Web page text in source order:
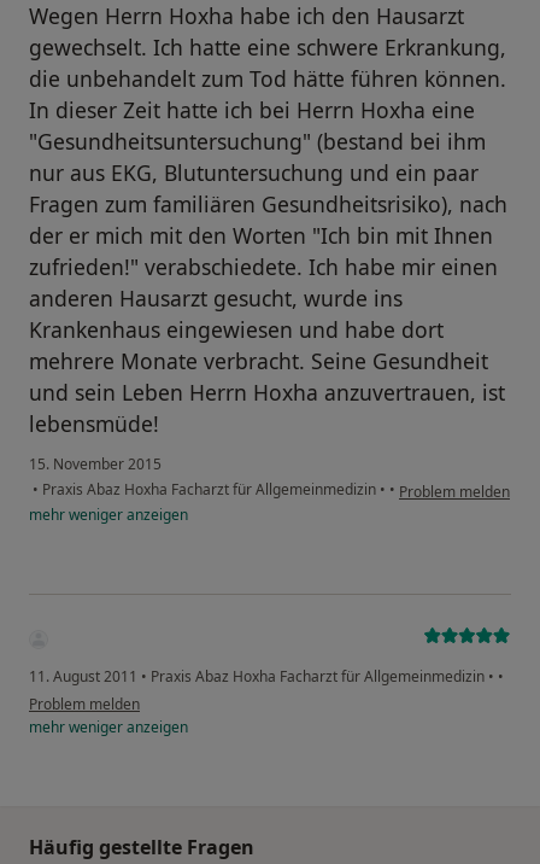
Wegen Herrn Hoxha habe ich den Hausarzt
gewechselt. Ich hatte eine schwere Erkrankung,
die unbehandelt zum Tod hätte führen können.
In dieser Zeit hatte ich bei Herrn Hoxha eine
"Gesundheitsuntersuchung" (bestand bei ihm
nur aus EKG, Blutuntersuchung und ein paar
Fragen zum familiären Gesundheitsrisiko), nach
der er mich mit den Worten "Ich bin mit Ihnen
zufrieden!" verabschiedete. Ich habe mir einen
anderen Hausarzt gesucht, wurde ins
Krankenhaus eingewiesen und habe dort
mehrere Monate verbracht. Seine Gesundheit
und sein Leben Herrn Hoxha anzuvertrauen, ist
lebensmüde!
15. November 2015
• Praxis Abaz Hoxha Facharzt für Allgemeinmedizin • • Problem melden
mehrwenigeranzeigen
11. August 2011 • Praxis Abaz Hoxha Facharzt für Allgemeinmedizin • •
Problem melden
mehrwenigeranzeigen
Häufig gestellte Fragen